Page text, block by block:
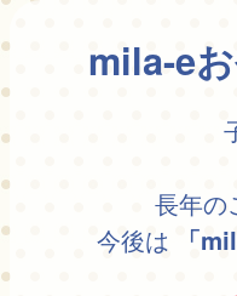
mila-e
長年の
今後は
「